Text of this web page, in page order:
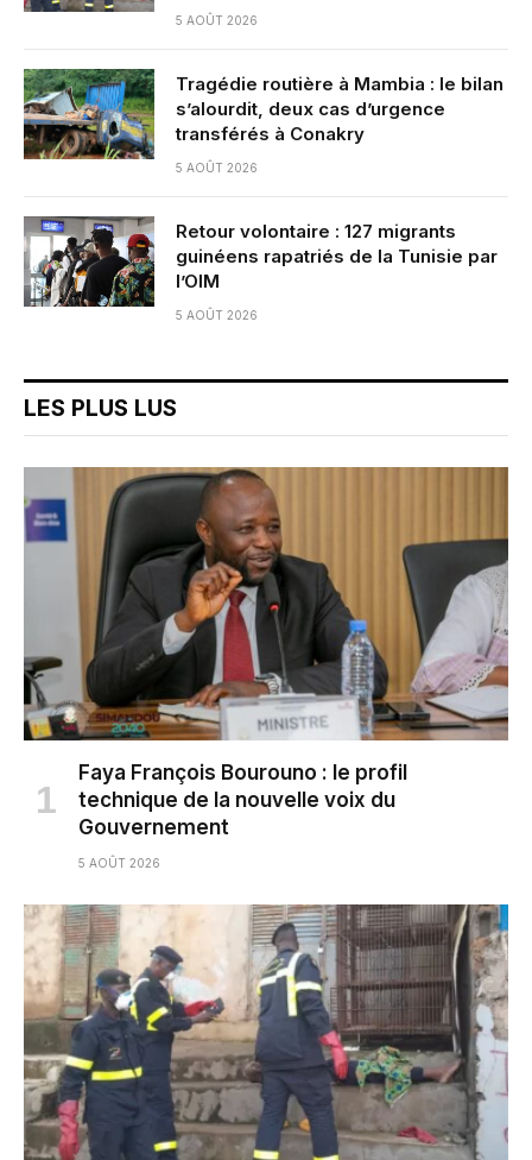
5 AOÛT 2026
Tragédie routière à Mambia : le bilan
s’alourdit, deux cas d’urgence
transférés à Conakry
5 AOÛT 2026
Retour volontaire : 127 migrants
guinéens rapatriés de la Tunisie par
l’OIM
5 AOÛT 2026
LES PLUS LUS
Faya François Bourouno : le profil
technique de la nouvelle voix du
Gouvernement
5 AOÛT 2026